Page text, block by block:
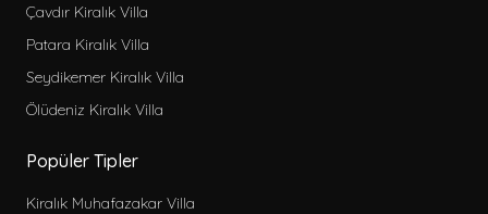
Çavdır Kiralık Villa
Patara Kiralık Villa
Seydikemer Kiralık Villa
Ölüdeniz Kiralık Villa
Popüler Tipler
Kiralık Muhafazakar Villa